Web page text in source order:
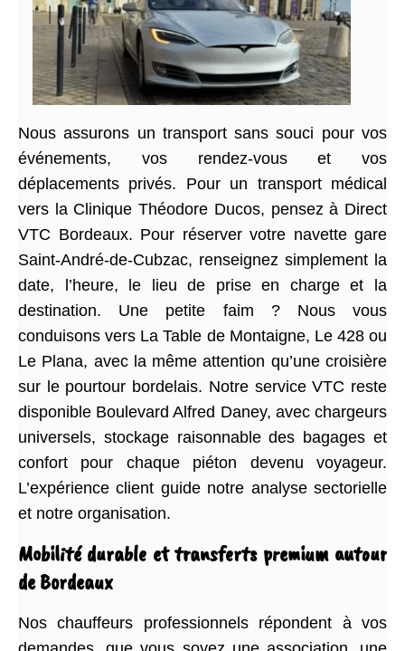
Nous assurons un transport sans souci pour vos
événements, vos rendez-vous et vos
déplacements privés. Pour un transport médical
vers la Clinique Théodore Ducos, pensez à Direct
VTC Bordeaux. Pour réserver votre navette gare
Saint-André-de-Cubzac, renseignez simplement la
date, l’heure, le lieu de prise en charge et la
destination. Une petite faim ? Nous vous
conduisons vers La Table de Montaigne, Le 428 ou
Le Plana, avec la même attention qu’une croisière
sur le pourtour bordelais. Notre service VTC reste
disponible Boulevard Alfred Daney, avec chargeurs
universels, stockage raisonnable des bagages et
confort pour chaque piéton devenu voyageur.
L’expérience client guide notre analyse sectorielle
et notre organisation.
Mobilité durable et transferts premium autour
de Bordeaux
Nos chauffeurs professionnels répondent à vos